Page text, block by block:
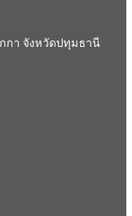
กา จังหวัดปทุมธานี